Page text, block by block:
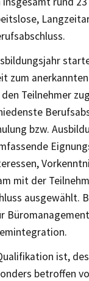
zum
den Teilnehmer
bzw.
mit der
ausgewählt.
ist,
betroffen